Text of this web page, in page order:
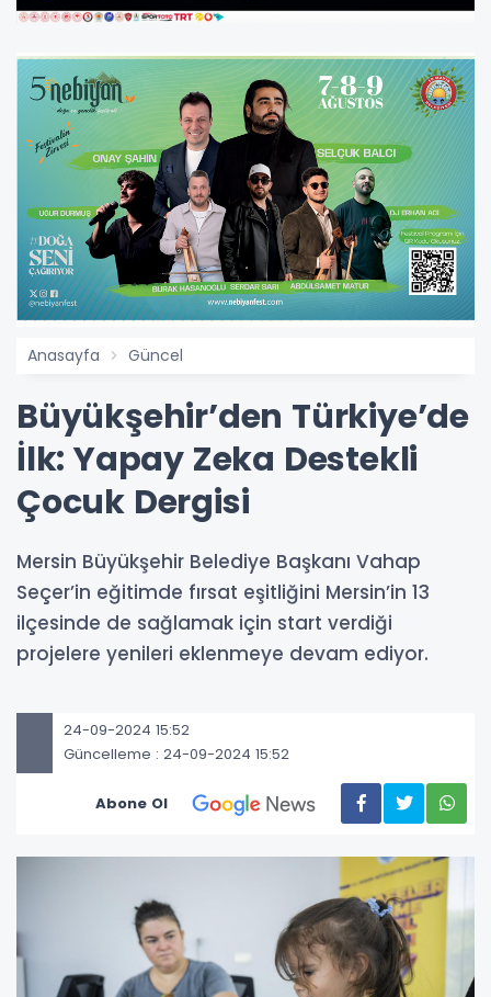
Anasayfa Güncel
Büyükşehir’den Türkiye’de
İlk: Yapay Zeka Destekli
Çocuk Dergisi
Mersin Büyükşehir Belediye Başkanı Vahap
Seçer’in eğitimde fırsat eşitliğini Mersin’in 13
ilçesinde de sağlamak için start verdiği
projelere yenileri eklenmeye devam ediyor.
24-09-2024 15:52
Güncelleme : 24-09-2024 15:52
Abone Ol